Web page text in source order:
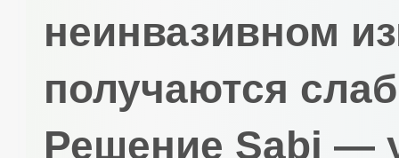
неинвазивном
получаются
Решение Sabi —